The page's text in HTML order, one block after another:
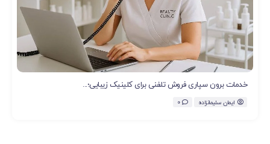
خدمات برون سپاری فروش تلفنی برای کلینیک زیبایی؛...
ایمان سلیمانزاده 0